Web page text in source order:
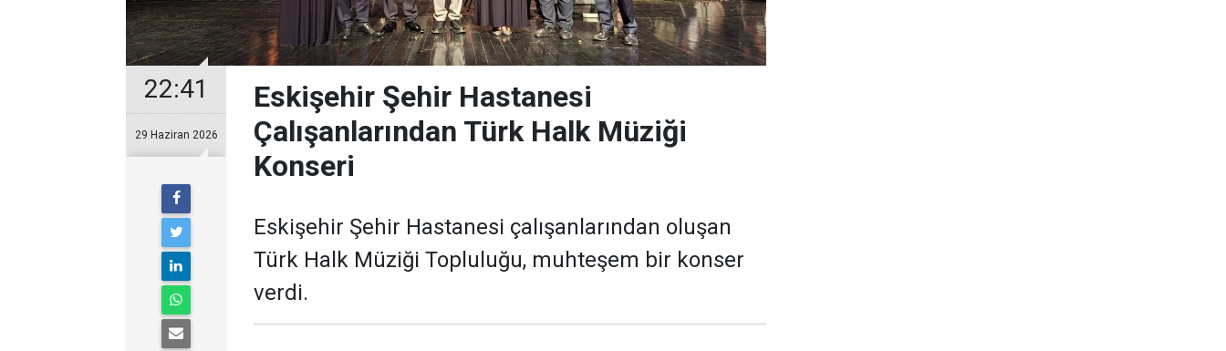
22:41
29 Haziran 2026
Eskişehir Şehir Hastanesi
Çalışanlarından Türk Halk Müziği
Konseri
Eskişehir Şehir Hastanesi çalışanlarından oluşan
Türk Halk Müziği Topluluğu, muhteşem bir konser
verdi.